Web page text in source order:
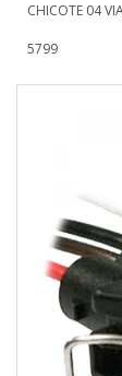
CHICOTE 04
5799